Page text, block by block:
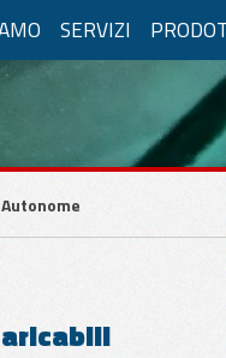
SERVIZI
a Ventosa
Autonome